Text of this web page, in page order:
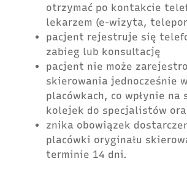
otrzymać po kontakcie
lekarzem (e-wizyta,
pacjent rejestruje się
zabieg lub konsultację
pacjent nie może
skierowania jednocześnie
placówkach, co wpłynie na
kolejek do specjalistów
znika obowiązek
placówki oryginału
terminie 14 dni.